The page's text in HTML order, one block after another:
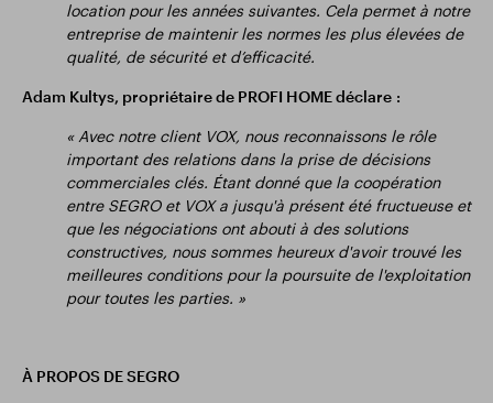
location pour les années suivantes. Cela permet à notre
entreprise de maintenir les normes les plus élevées de
qualité, de sécurité et d’efficacité.
Adam Kultys, propriétaire de PROFI HOME déclare :
« Avec notre client VOX, nous reconnaissons le rôle
important des relations dans la prise de décisions
commerciales clés. Étant donné que la coopération
entre SEGRO et VOX a jusqu'à présent été fructueuse et
que les négociations ont abouti à des solutions
constructives, nous sommes heureux d'avoir trouvé les
meilleures conditions pour la poursuite de l'exploitation
pour toutes les parties. »
À PROPOS DE SEGRO